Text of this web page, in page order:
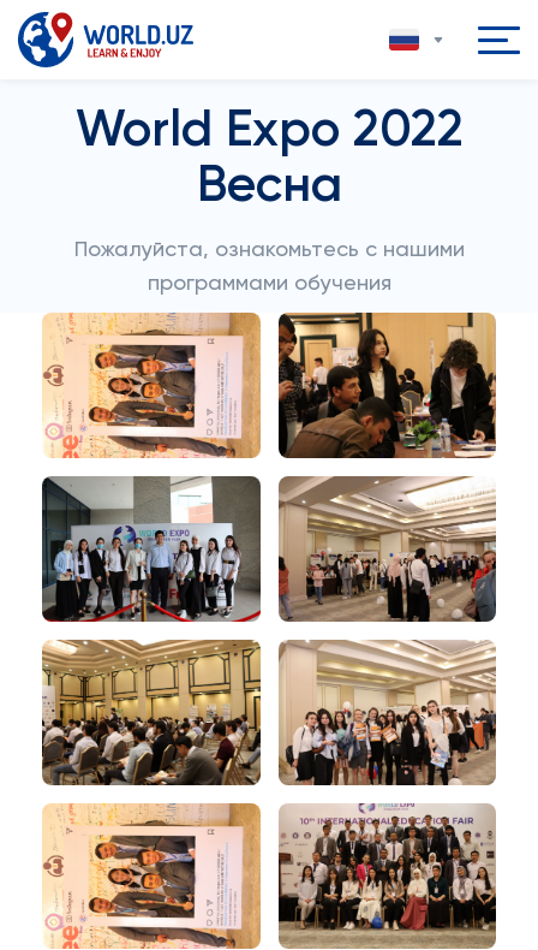
World Expo 2022
Весна
Пожалуйста, ознакомьтесь с нашими
программами обучения